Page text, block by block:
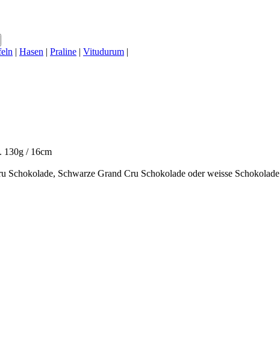
| Hasen | Praline | Vitudurum |
130g / 16cm
Schokolade, Schwarze Grand Cru Schokolade oder weisse Schokolade